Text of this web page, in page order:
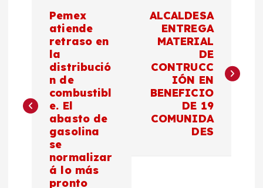
e
g
Pemex
atiende
retraso en
la
distribució
n de
combustibl
e. El
abasto de
gasolina
se
normalizar
á lo más
pronto
ALCALDESA
ENTREGA
MATERIAL
DE
CONTRUCC
IÓN EN
BENEFICIO
DE 19
COMUNIDA
DES